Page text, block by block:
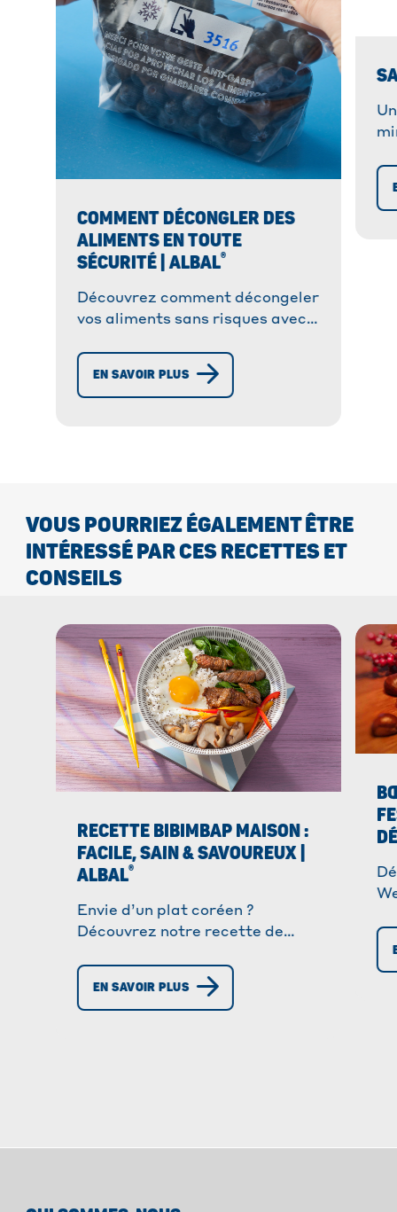
COMMENT DÉCONGLER DES
ALIMENTS EN TOUTE
SÉCURITÉ | ALBAL®
Découvrez comment décongeler
vos aliments sans risques avec
pour une décongélation sûre et
EN SAVOIR PLUS
VOUS POURRIEZ ÉGALEMENT ÊTRE
INTÉRESSÉ PAR CES RECETTES ET
CONSEILS
RECETTE BIBIMBAP MAISON :
FACILE, SAIN & SAVOUREUX |
ALBAL®
Envie d’un plat coréen ?
Découvrez notre recette de
pleine de saveurs et équilibrée.
Parfaite pour un repas complet
EN SAVOIR PLUS